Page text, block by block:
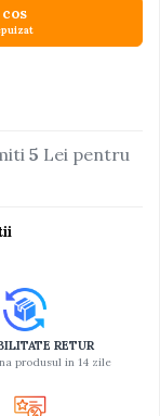
5 Lei pentru
RETUR
produsul in 14 zile